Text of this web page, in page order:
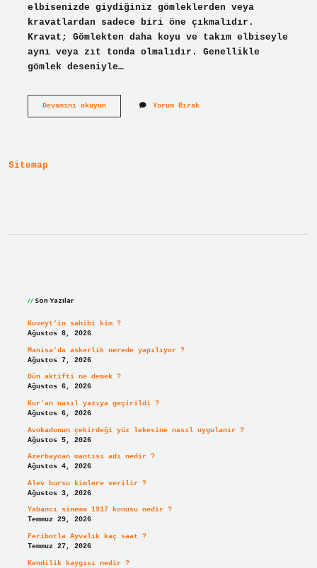
elbisenizde giydiğiniz gömleklerden veya
kravatlardan sadece biri öne çıkmalıdır.
Kravat; Gömlekten daha koyu ve takım elbiseyle
aynı veya zıt tonda olmalıdır. Genellikle
gömlek deseniyle…
Devamını okuyunKravat
Yorum Bırak
Sitemap
Son Yazılar
Kuveyt’in sahibi kim ?
Ağustos 8, 2026
Manisa’da askerlik nerede yapılıyor ?
Ağustos 7, 2026
Dün aktifti ne demek ?
Ağustos 6, 2026
Kur’an nasıl yazıya geçirildi ?
Ağustos 6, 2026
Avokadonun çekirdeği yüz lekesine nasıl uygulanır ?
Ağustos 5, 2026
Azerbaycan mantısı adı nedir ?
Ağustos 4, 2026
Alev bursu kimlere verilir ?
Ağustos 3, 2026
Yabancı sinema 1917 konusu nedir ?
Temmuz 29, 2026
Feribotla Ayvalık kaç saat ?
Temmuz 27, 2026
Kendilik kaygısı nedir ?